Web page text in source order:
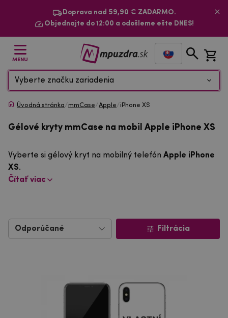
Doprava nad 59,90 € ZADARMO.
Objednajte do 12:00 a odošleme ešte DNES!
MENU
Vyberte značku zariadenia
Úvodná stránka/mmCase/Apple/iPhone XS
Gélové kryty mmCase na mobil Apple iPhone XS
Vyberte si gélový kryt na mobilný telefón Apple iPhone
XS.
Čítať viac
Filtrácia